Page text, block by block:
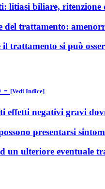
litiasi biliare,
del trattamento:
trattamento si può
- [Vedi Indice]
effetti negativi gravi
presentarsi
un ulteriore eventuale